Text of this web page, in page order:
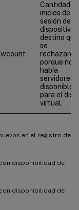
Cantidad
inicios de
sesión del
dispositivo
destino que
se
rechazaron
porque no
había
servidores
disponibles
para el
virtual.
en el registro de
disponibilidad de
disponibilidad de